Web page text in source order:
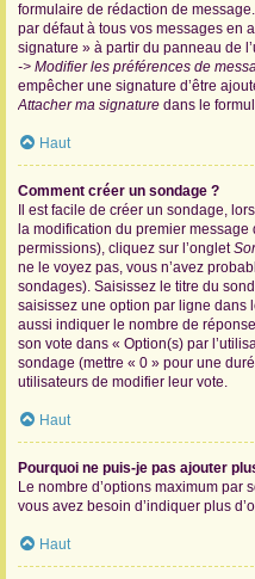
formulaire de rédaction de
par défaut à tous vos messages en
signature » à partir du panneau de
-> Modifier les préférences de
empêcher une signature d’être
Attacher ma signature dans le
Haut
Comment créer un sondage ?
Il est facile de créer un sondage,
la modification du premier message
permissions), cliquez sur l’onglet
ne le voyez pas, vous n’avez
sondages). Saisissez le titre du
saisissez une option par ligne dans
aussi indiquer le nombre de
son vote dans « Option(s) par
sondage (mettre « 0 » pour une
utilisateurs de modifier leur vote.
Haut
Pourquoi ne puis-je pas ajouter
Le nombre d’options maximum par
vous avez besoin d’indiquer plus
Haut